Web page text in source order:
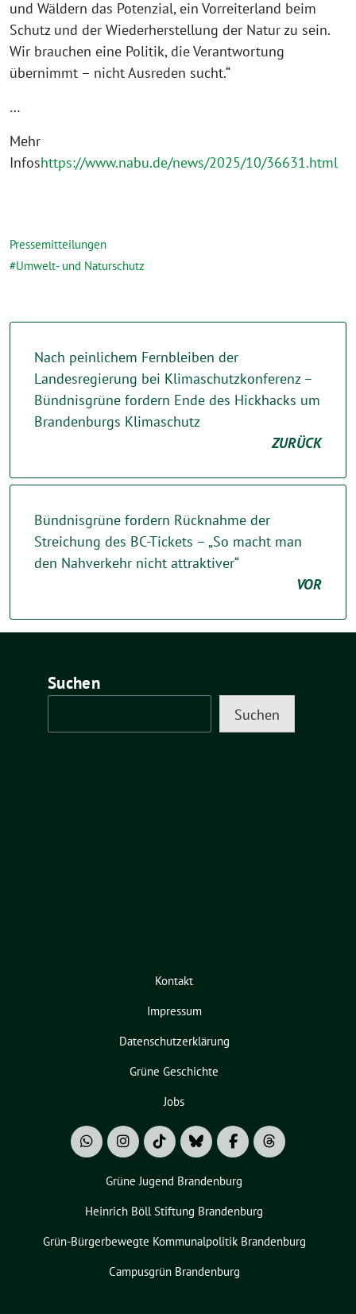
und Wäldern das Potenzial, ein Vorreiterland beim
Schutz und der Wiederherstellung der Natur zu sein.
Wir brauchen eine Politik, die Verantwortung
übernimmt – nicht Ausreden sucht.“
…
Mehr
Infoshttps://www.nabu.de/news/2025/10/36631.html
Pressemitteilungen
Umwelt- und Naturschutz
Nach peinlichem Fernbleiben der
Landesregierung bei Klimaschutzkonferenz –
Bündnisgrüne fordern Ende des Hickhacks um
Brandenburgs Klimaschutz
ZURÜCK
Bündnisgrüne fordern Rücknahme der
Streichung des BC-Tickets – „So macht man
den Nahverkehr nicht attraktiver“
VOR
Suchen
Suchen
Kontakt
Impressum
Datenschutzerklärung
Grüne Geschichte
Jobs
Grüne Jugend Brandenburg
Heinrich Böll Stiftung Brandenburg
Grün-Bürgerbewegte Kommunalpolitik Brandenburg
Campusgrün Brandenburg